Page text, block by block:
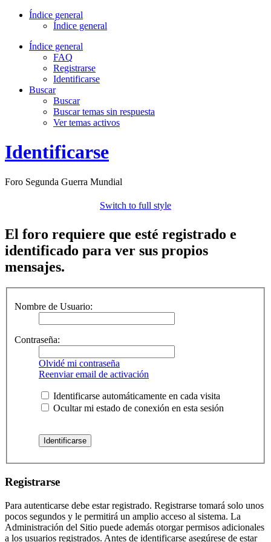
Índice general
Índice general
Índice general
FAQ
Registrarse
Identificarse
Buscar
Buscar
Buscar temas sin respuesta
Ver temas activos
Identificarse
Foro Segunda Guerra Mundial
Switch to full style
El foro requiere que esté registrado e
identificado para ver sus propios
mensajes.
Nombre de Usuario:
Contraseña:
Olvidé mi contraseña
Reenviar email de activación
Identificarse automáticamente en cada visita
Ocultar mi estado de conexión en esta sesión
Registrarse
Para autenticarse debe estar registrado. Registrarse tomará solo unos
pocos segundos y le permitirá un amplio acceso al sistema. La
Administración del Sitio puede además otorgar permisos adicionales
a los usuarios registrados. Antes de identificarse asegúrese de estar